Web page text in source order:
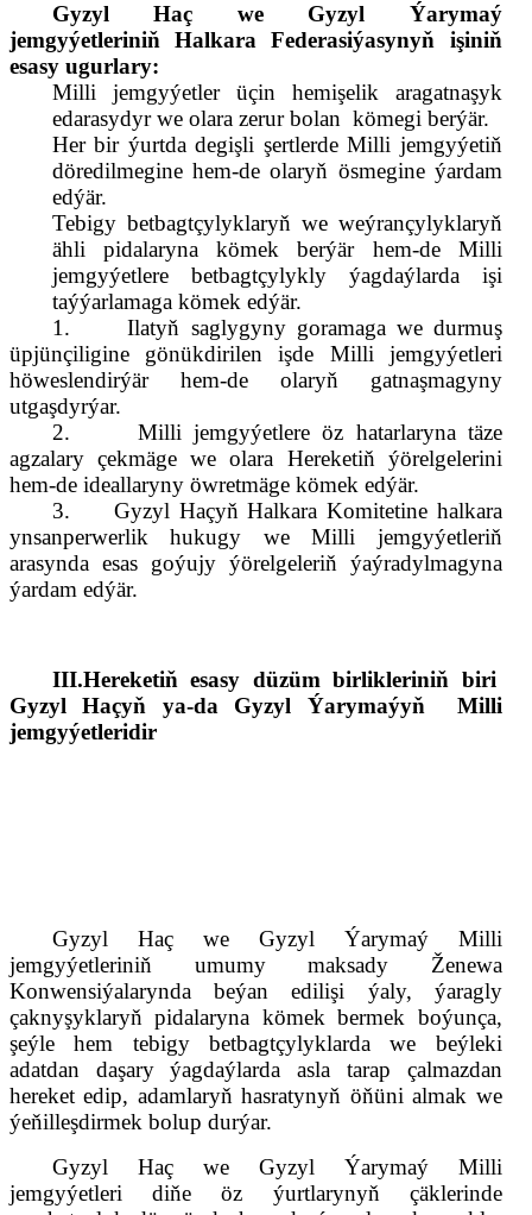
Gyzyl Haç we Gyzyl Ýarymaý
jemgyýetleriniň Halkara Federasiýasynyň işiniň
esasy ugurlary:
Milli jemgyýetler üçin hemişelik aragatnaşyk
edarasydyr we olara zerur bolan kömegi berýär.
Her bir ýurtda degişli şertlerde Milli jemgyýetiň
döredilmegine hem-de olaryň ösmegine ýardam
edýär.
Tebigy betbagtçylyklaryň we weýrançylyklaryň
ähli pidalaryna kömek berýär hem-de Milli
jemgyýetlere betbagtçylykly ýagdaýlarda işi
taýýarlamaga kömek edýär.
1.
Ilatyň saglygyny goramaga we durmuş
üpjünçiligine gönükdirilen işde Milli jemgyýetleri
höweslendirýär hem-de olaryň gatnaşmagyny
utgaşdyrýar.
2.
Milli jemgyýetlere öz hatarlaryna täze
agzalary çekmäge we olara Hereketiň ýörelgelerini
hem-de ideallaryny öwretmäge kömek edýär.
3.
Gyzyl Haçyň Halkara Komitetine halkara
ynsanperwerlik hukugy we Milli jemgyýetleriň
arasynda esas goýujy ýörelgeleriň ýaýradylmagyna
ýardam edýär.
III.Hereketiň esasy düzüm birlikleriniň biri
Gyzyl Haçyň ya-da Gyzyl Ýarymaýyň
Milli
jemgyýetleridir
Gyzyl Haç we Gyzyl Ýarymaý Milli
jemgyýetleriniň umumy maksady Ženewa
Konwensiýalarynda beýan edilişi ýaly, ýaragly
çaknyşyklaryňpidalaryna kömek bermek boýunça,
şeýle hem tebigy betbagtçylyklarda we beýleki
adatdan daşary ýagdaýlarda asla tarap çalmazdan
hereket edip, adamlaryň hasratynyň öňüni almak we
ýeňilleşdirmek bolup durýar.
Gyzyl Haç we Gyzyl Ýarymaý Milli
jemgyýetleri diňe öz ýurtlarynyň çäklerinde